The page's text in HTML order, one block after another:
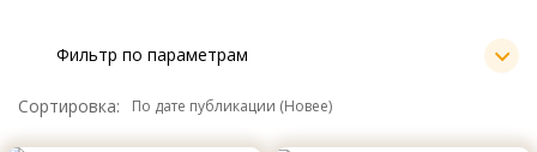
Фильтр по параметрам
Сортировка: